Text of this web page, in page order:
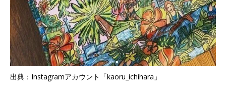
出典：Instagramアカウント「kaoru_ichihara」